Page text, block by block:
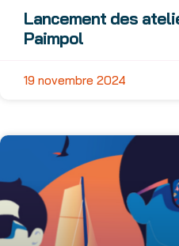
Lancement des
Paimpol
19 novembre 2024